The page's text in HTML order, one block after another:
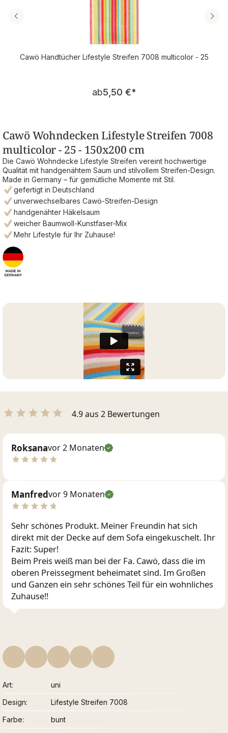
Cawö Handtücher Lifestyle Streifen 7008 multicolor - 25
Regulärer Preis:
ab5,50 €*
Cawö Wohndecken Lifestyle Streifen 7008
multicolor - 25 - 150x200 cm
Die Cawö Wohndecke Lifestyle Streifen vereint hochwertige
Qualität mit handgenähtem Saum und stilvollem Streifen-Design.
Made in Germany – für gemütliche Momente mit Stil.
gefertigt in Deutschland
unverwechselbares Cawö-Streifen-Design
handgenähter Häkelsaum
weicher Baumwoll-Kunstfaser-Mix
Mehr Lifestyle für Ihr Zuhause!
4.9 aus 2 Bewertungen
Roksanavor 2 Monaten
Manfredvor 9 Monaten
Sehr schönes Produkt. Meiner Freundin hat sich
direkt mit der Decke auf dem Sofa eingekuschelt. Ihr
Fazit: Super!
Beim Preis weiß man bei der Fa. Cawö, dass die im
oberen Preissegment beheimatet sind. Im Großen
und Ganzen ein sehr schönes Teil für ein wohnliches
Zuhause!!
Art
uni
Design
Lifestyle Streifen 7008
Farbe
bunt